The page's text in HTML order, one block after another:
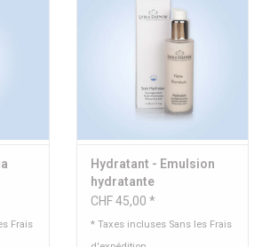
Frais
Hydratant - Emulsion
hydratante
CHF 45,00 *
* Taxes incluses Sans les Frais